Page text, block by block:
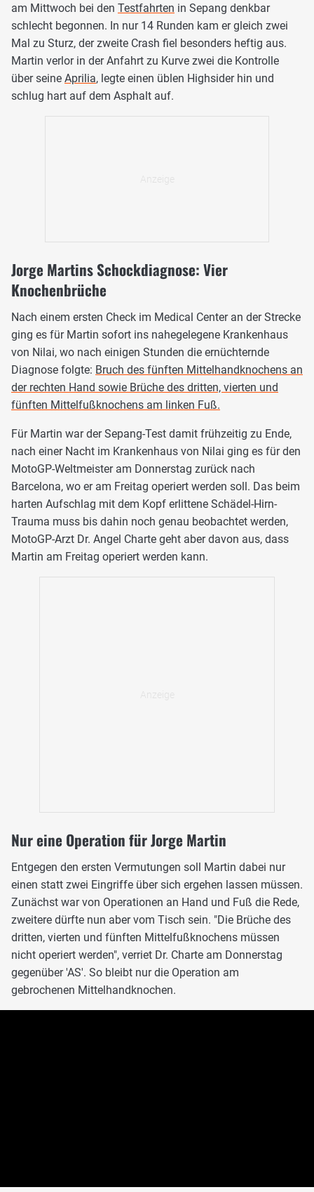
am Mittwoch bei den Testfahrten in Sepang denkbar
schlecht begonnen. In nur 14 Runden kam er gleich zwei
Mal zu Sturz, der zweite Crash fiel besonders heftig aus.
Martin verlor in der Anfahrt zu Kurve zwei die Kontrolle
über seine Aprilia, legte einen üblen Highsider hin und
schlug hart auf dem Asphalt auf.
Jorge Martins Schockdiagnose: Vier
Knochenbrüche
Nach einem ersten Check im Medical Center an der Strecke
ging es für Martin sofort ins nahegelegene Krankenhaus
von Nilai, wo nach einigen Stunden die ernüchternde
Diagnose folgte: Bruch des fünften Mittelhandknochens an
der rechten Hand sowie Brüche des dritten, vierten und
fünften Mittelfußknochens am linken Fuß.
Für Martin war der Sepang-Test damit frühzeitig zu Ende,
nach einer Nacht im Krankenhaus von Nilai ging es für den
MotoGP-Weltmeister am Donnerstag zurück nach
Barcelona, wo er am Freitag operiert werden soll. Das beim
harten Aufschlag mit dem Kopf erlittene Schädel-Hirn-
Trauma muss bis dahin noch genau beobachtet werden,
MotoGP-Arzt Dr. Angel Charte geht aber davon aus, dass
Martin am Freitag operiert werden kann.
Nur eine Operation für Jorge Martin
Entgegen den ersten Vermutungen soll Martin dabei nur
einen statt zwei Eingriffe über sich ergehen lassen müssen.
Zunächst war von Operationen an Hand und Fuß die Rede,
zweitere dürfte nun aber vom Tisch sein. "Die Brüche des
dritten, vierten und fünften Mittelfußknochens müssen
nicht operiert werden", verriet Dr. Charte am Donnerstag
gegenüber 'AS'. So bleibt nur die Operation am
gebrochenen Mittelhandknochen.